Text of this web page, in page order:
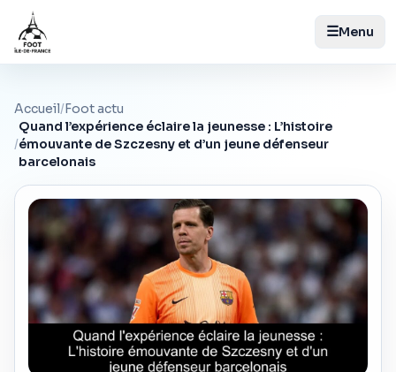
☰Menu
Accueil/Foot actu
/
Quand l’expérience éclaire la jeunesse : L’histoire
émouvante de Szczesny et d’un jeune défenseur
barcelonais